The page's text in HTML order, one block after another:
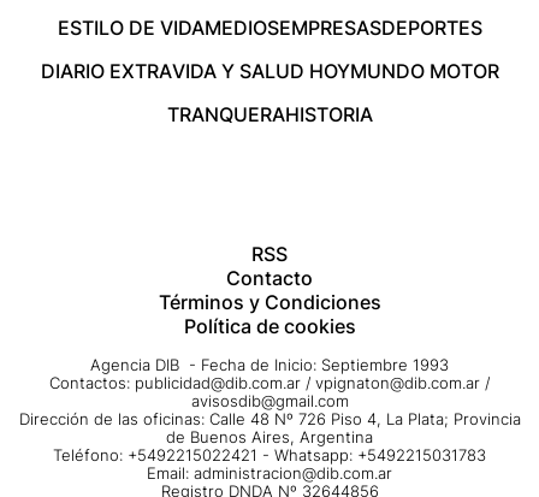
ESTILO DE VIDAMEDIOSEMPRESASDEPORTES
DIARIO EXTRAVIDA Y SALUD HOYMUNDO MOTOR
TRANQUERAHISTORIA
RSS
Contacto
Términos y Condiciones
Política de cookies
Agencia DIB - Fecha de Inicio: Septiembre 1993
Contactos: publicidad@dib.com.ar / vpignaton@dib.com.ar /
avisosdib@gmail.com
Dirección de las oficinas: Calle 48 Nº 726 Piso 4, La Plata; Provincia
de Buenos Aires, Argentina
Teléfono: +5492215022421 - Whatsapp: +5492215031783
Email: administracion@dib.com.ar
Registro DNDA Nº 32644856